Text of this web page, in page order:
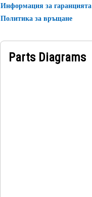
Информация за гаранцията
Политика за връщане
Parts Diagrams